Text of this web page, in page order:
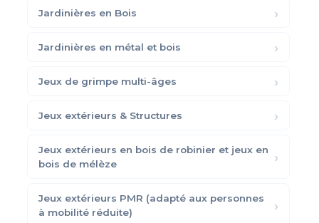
Jardinières en Bois
Jardinières en métal et bois
Jeux de grimpe multi-âges
Jeux extérieurs & Structures
Jeux extérieurs en bois de robinier et jeux en
bois de mélèze
Jeux extérieurs PMR (adapté aux personnes
à mobilité réduite)